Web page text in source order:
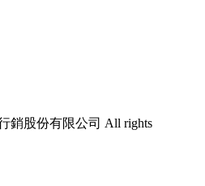
銷股份有限公司 All rights